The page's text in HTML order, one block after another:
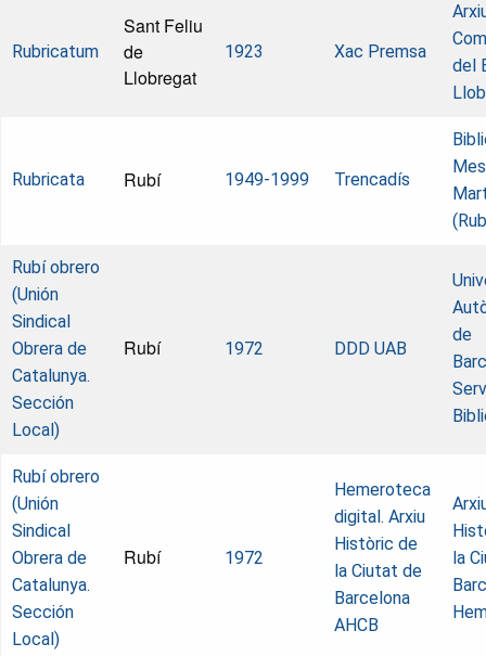
Rubricatum
Sant Feliu
de
Llobregat
1923 Xac Premsa
del
Rubricata Rubí 1949-1999 Trencadís
Rubí obrero
(Unión
Sindical
Obrera de
Catalunya.
Sección
Local)
Rubí 1972 DDD UAB
de
Rubí obrero
(Unión
Sindical
Obrera de
Catalunya.
Sección
Local)
Rubí 1972
Hemeroteca
digital. Arxiu
Històric de
la Ciutat de
Barcelona
AHCB
la